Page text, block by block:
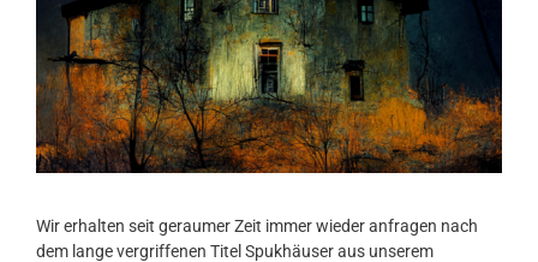
Wir erhalten seit geraumer Zeit immer wieder anfragen nach
dem lange vergriffenen Titel Spukhäuser aus unserem